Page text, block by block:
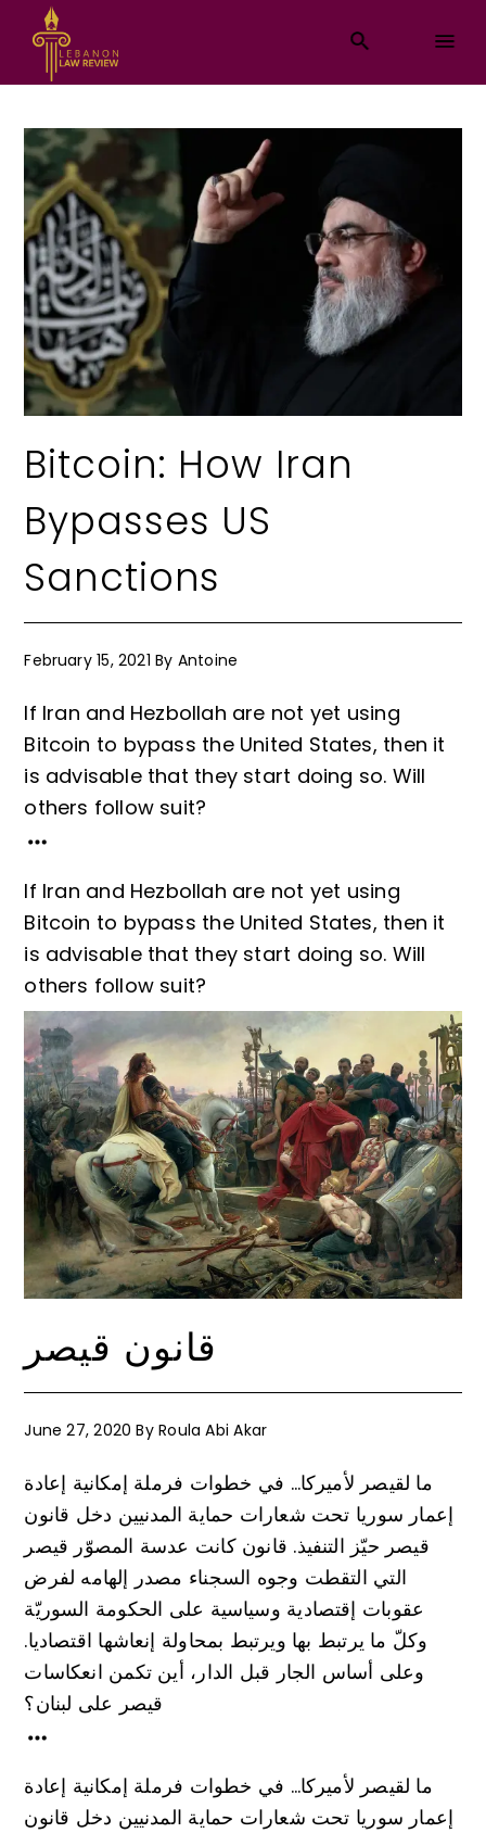
Bitcoin: How Iran
Bypasses US
Sanctions
February 15, 2021 By Antoine
If Iran and Hezbollah are not yet using
Bitcoin to bypass the United States, then it
is advisable that they start doing so. Will
others follow suit?
If Iran and Hezbollah are not yet using
Bitcoin to bypass the United States, then it
is advisable that they start doing so. Will
others follow suit?
قانون قيصر
June 27, 2020 ByRoula Abi Akar
ما لقيصر لأميركا… في خطوات فرملة إمكانية إعادة
إعمار سوريا تحت شعارات حماية المدنيين دخل قانون
قيصر حيّز التنفيذ. قانون كانت عدسة المصوّر قيصر
التي التقطت وجوه السجناء مصدر إلهامه لفرض
عقوبات إقتصادية وسياسية على الحكومة السوريّة
وكلّ ما يرتبط بها ويرتبط بمحاولة إنعاشها اقتصاديا.
وعلى أساس الجار قبل الدار، أين تكمن انعكاسات
قيصر على لبنان؟
ما لقيصر لأميركا… في خطوات فرملة إمكانية إعادة
إعمار سوريا تحت شعارات حماية المدنيين دخل قانون